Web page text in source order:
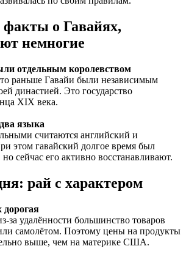
о Гавайях,
немногие
отдельным королевством
раньше Гавайи были независимым
династией. Это государство
XIX века.
языка
считаются английский и
этом гавайский долгое время был
сейчас его активно восстанавливают.
рай с характером
дорогая
за удалённости большинство товаров
самолётом. Поэтому цены на продукты
выше, чем на материке США.